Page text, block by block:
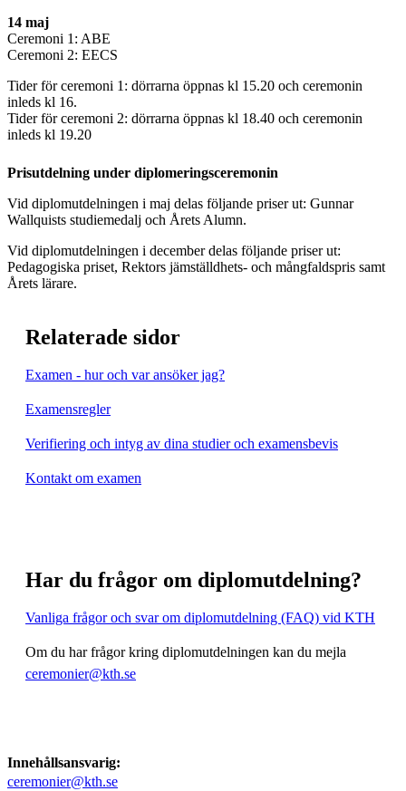
14 maj
Ceremoni 1: ABE
Ceremoni 2: EECS
Tider för ceremoni 1: dörrarna öppnas kl 15.20 och ceremonin
inleds kl 16.
Tider för ceremoni 2: dörrarna öppnas kl 18.40 och ceremonin
inleds kl 19.20
Prisutdelning under diplomeringsceremonin
Vid diplomutdelningen i maj delas följande priser ut: Gunnar
Wallquists studiemedalj och Årets Alumn.
Vid diplomutdelningen i december delas följande priser ut:
Pedagogiska priset, Rektors jämställdhets- och mångfaldspris samt
Årets lärare.
Relaterade sidor
Examen - hur och var ansöker jag?
Examensregler
Verifiering och intyg av dina studier och examensbevis
Kontakt om examen
Har du frågor om diplomutdelning?
Vanliga frågor och svar om diplomutdelning (FAQ) vid KTH
Om du har frågor kring diplomutdelningen kan du mejla
ceremonier@kth.se
Innehållsansvarig:
ceremonier@kth.se